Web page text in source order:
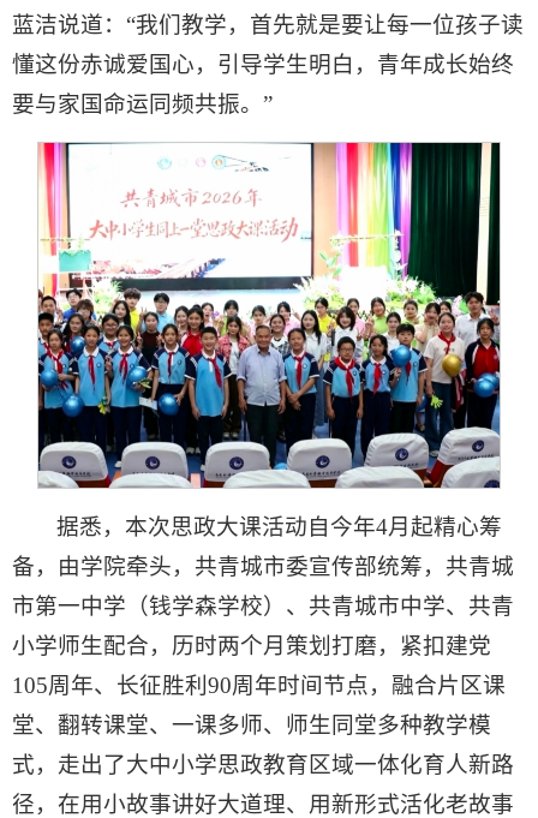
蓝洁说道：“我们教学，首先就是要让每一位孩子读
懂这份赤诚爱国心，引导学生明白，青年成长始终
要与家国命运同频共振。”
据悉，本次思政大课活动自今年4月起精心筹
备，由学院牵头，共青城市委宣传部统筹，共青城
市第一中学（钱学森学校）、共青城市中学、共青
小学师生配合，历时两个月策划打磨，紧扣建党
105周年、长征胜利90周年时间节点，融合片区课
堂、翻转课堂、一课多师、师生同堂多种教学模
式，走出了大中小学思政教育区域一体化育人新路
径，在用小故事讲好大道理、用新形式活化老故事